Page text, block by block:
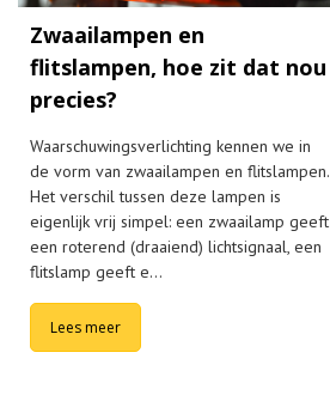
Zwaailampen en
flitslampen, hoe zit dat nou
precies?
Waarschuwingsverlichting kennen we in
de vorm van zwaailampen en flitslampen.
Het verschil tussen deze lampen is
eigenlijk vrij simpel: een zwaailamp geeft
een roterend (draaiend) lichtsignaal, een
flitslamp geeft e…
Lees meer